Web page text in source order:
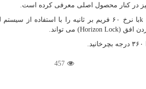
در کنار محصول اصلی معرفی کرده است.
k
با نرخ ۶۰ فریم بر ثانیه را با استفاده از
افق (Horizon Lock) می تواند.
457